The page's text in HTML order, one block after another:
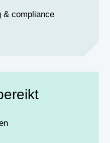
& compliance